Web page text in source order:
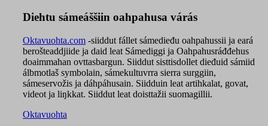
Diehtu sámeáššiin oahpahusa várás
Oktavuohta.com -siiddut fállet sámedieđu oahpahussii ja eará
berošteaddjiide ja daid leat Sámediggi ja Oahpahusráđđehus
doaimmahan ovttasbargun. Siiddut sisttisdollet dieđuid sámiid
álbmotlaš symbolain, sámekultuvrra sierra surggiin,
sámeservožis ja dáhpáhusain. Siidduin leat artihkalat, govat,
videot ja liŋkkat. Siiddut leat doisttažii suomagillii.
Oktavuohta